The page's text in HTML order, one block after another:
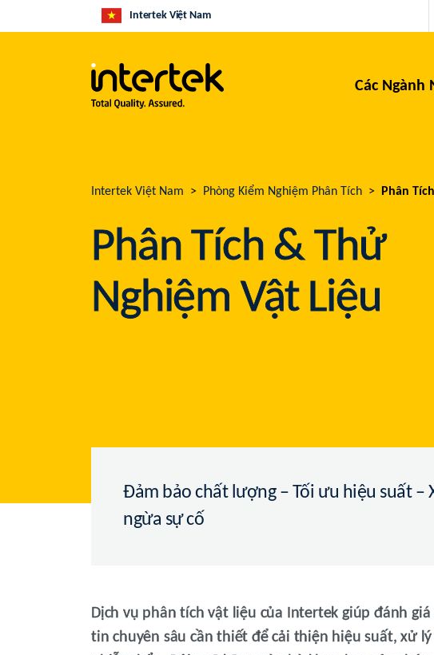
Các Ngành
Intertek Việt Nam
Intertek Việt Nam Phòng Kiểm Nghiệm Phân Tích Phân
Phân Tích & Thử
Nghiệm Vật Liệu
Đảm bảo chất lượng – Tối ưu hiệu suất –
ngừa sự cố
Dịch vụ phân tích vật liệu của Intertek giúp đánh
tin chuyên sâu cần thiết để cải thiện hiệu suất, xử